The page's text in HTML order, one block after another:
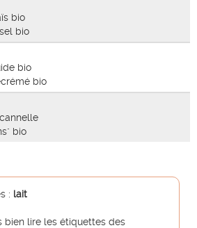
bio
bio
bio
bio
bio
: lait
bien lire les étiquettes des